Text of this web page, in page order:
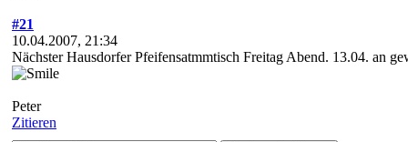
#21
10.04.2007, 21:34
Nächster Hausdorfer Pfeifensatmmtisch Freitag Abend. 13.04. an
Peter
Zitieren